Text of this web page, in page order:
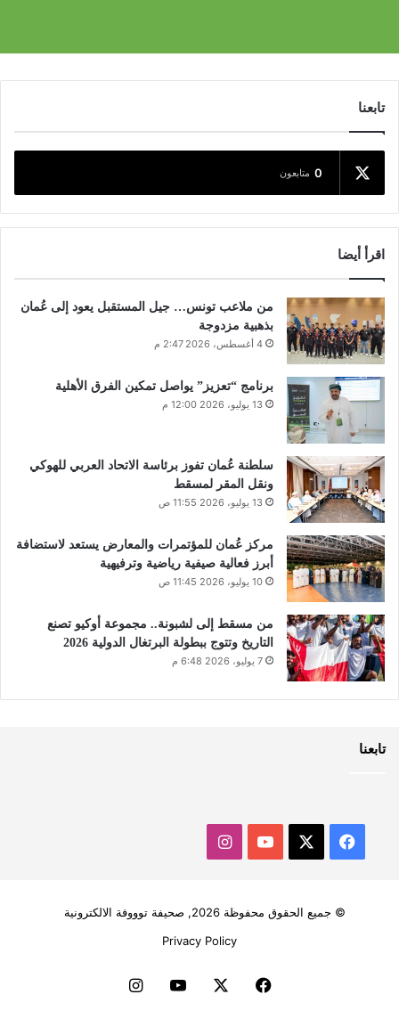
تابعنا
0 متابعون
اقرأ أيضا
من ملاعب تونس… جيل المستقبل يعود إلى عُمان
بذهبية مزدوجة
4 أغسطس، 2026 2:47 م
برنامج “تعزيز” يواصل تمكين الفرق الأهلية
13 يوليو، 2026 12:00 م
سلطنة عُمان تفوز برئاسة الاتحاد العربي للهوكي
ونقل المقر لمسقط
13 يوليو، 2026 11:55 ص
مركز عُمان للمؤتمرات والمعارض يستعد لاستضافة
أبرز فعالية صيفية رياضية وترفيهية
10 يوليو، 2026 11:45 ص
من مسقط إلى لشبونة.. مجموعة أوكيو تصنع
التاريخ وتتوج ببطولة البرتغال الدولية 2026
7 يوليو، 2026 6:48 م
تابعنا
فيسبوك ‫YouTubeانستقرام
© جميع الحقوق محفوظة 2026, صحيفة توووفة الالكترونية
Privacy Policy
فيسبوك ‫YouTubeانستقرام